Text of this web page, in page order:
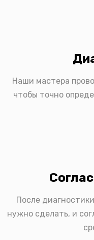
Наши мастера
чтобы точно
После
нужно сделать, и